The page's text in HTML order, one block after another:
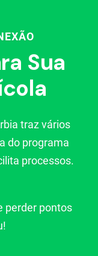
Sua
traz vários
do programa
processos.
perder pontos